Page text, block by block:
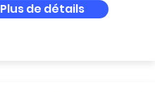
Plus de détails